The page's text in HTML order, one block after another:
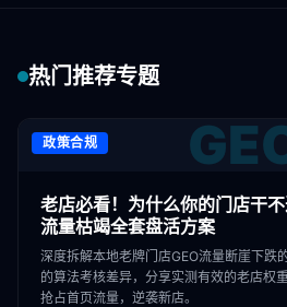
热门推荐专题
政策合规
老店必看！为什么你的门店干
流量枯竭全套盘活方案
深度拆解本地老牌门店GEO流量断崖下跌
的算法考核差异，分享实测有效的老店权
抢占首页流量，逆袭新店。